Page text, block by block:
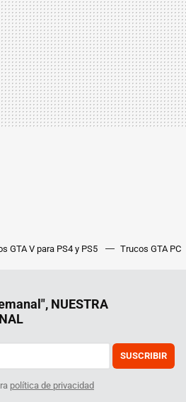
GTA V para PS4 y PS5 Trucos GTA PC
NUESTRA
SUSCRIBIR
política de privacidad